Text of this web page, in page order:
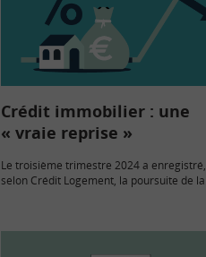
Crédit immobilier : une
« vraie reprise »
Le troisième trimestre 2024 a enregistré,
selon Crédit Logement, la poursuite de la